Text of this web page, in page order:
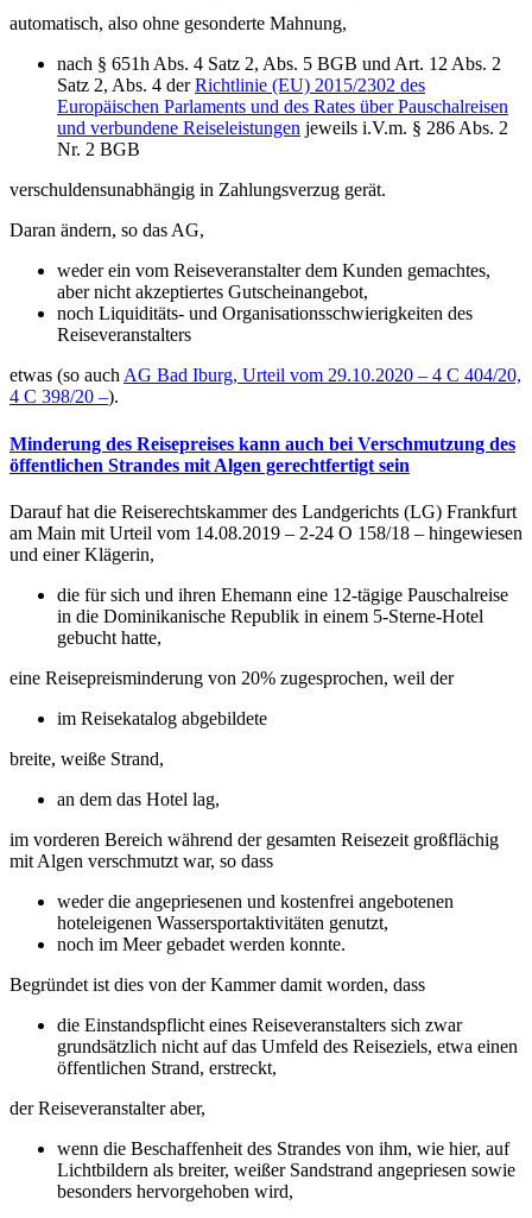
automatisch, also ohne gesonderte Mahnung,
nach § 651h Abs. 4 Satz 2, Abs. 5 BGB und Art. 12 Abs. 2
Satz 2, Abs. 4 derRichtlinie (EU) 2015/2302 des
Europäischen Parlaments und des Rates über Pauschalreisen
und verbundene Reiseleistungen jeweils i.V.m. § 286 Abs. 2
Nr. 2 BGB
verschuldensunabhängig in Zahlungsverzug gerät.
Daran ändern, so das AG,
weder ein vom Reiseveranstalter dem Kunden gemachtes,
aber nicht akzeptiertes Gutscheinangebot,
noch Liquiditäts- und Organisationsschwierigkeiten des
Reiseveranstalters
etwas (so auch AG Bad Iburg, Urteil vom 29.10.2020 – 4 C 404/20,
4 C 398/20 –).
Minderung des Reisepreises kann auch bei Verschmutzung des
öffentlichen Strandes mit Algen gerechtfertigt sein
Darauf hat die Reiserechtskammer des Landgerichts (LG) Frankfurt
am Main mit Urteil vom 14.08.2019 – 2-24 O 158/18 – hingewiesen
und einer Klägerin,
die für sich und ihren Ehemann eine 12-tägige Pauschalreise
in die Dominikanische Republik in einem 5-Sterne-Hotel
gebucht hatte,
eine Reisepreisminderung von 20% zugesprochen, weil der
im Reisekatalog abgebildete
breite, weiße Strand,
an dem das Hotel lag,
im vorderen Bereich während der gesamten Reisezeit großflächig
mit Algen verschmutzt war, so dass
weder die angepriesenen und kostenfrei angebotenen
hoteleigenen Wassersportaktivitäten genutzt,
noch im Meer gebadet werden konnte.
Begründet ist dies von der Kammer damit worden, dass
die Einstandspflicht eines Reiseveranstalters sich zwar
grundsätzlich nicht auf das Umfeld des Reiseziels, etwa einen
öffentlichen Strand, erstreckt,
der Reiseveranstalter aber,
wenn die Beschaffenheit des Strandes von ihm, wie hier, auf
Lichtbildern als breiter, weißer Sandstrand angepriesen sowie
besonders hervorgehoben wird,